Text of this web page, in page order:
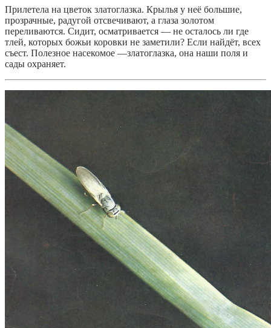
Прилетела на цветок златоглазка. Крылья у неё большие,
прозрачные, радугой отсвечивают, а глаза золотом
переливаются. Сидит, осматривается — не осталось ли где
тлей, которых божьи коровки не заметили? Если найдёт, всех
съест. Полезное насекомое —златоглазка, она наши поля и
сады охраняет.